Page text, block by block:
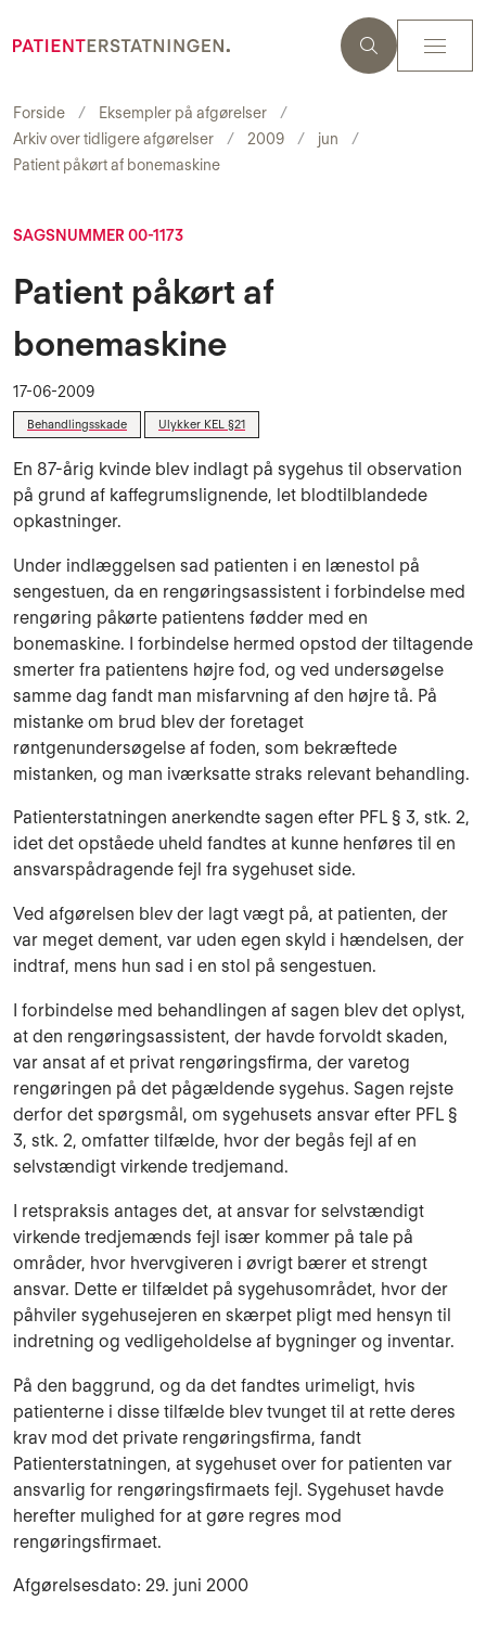
Forside
Eksempler på afgørelser
Arkiv over tidligere afgørelser
2009
jun
Patient påkørt af bonemaskine
SAGSNUMMER 00-1173
Patient påkørt af
bonemaskine
17-06-2009
Behandlingsskade Ulykker KEL §21
En 87-årig kvinde blev indlagt på sygehus til observation
på grund af kaffegrumslignende, let blodtilblandede
opkastninger.
Under indlæggelsen sad patienten i en lænestol på
sengestuen, da en rengøringsassistent i forbindelse med
rengøring påkørte patientens fødder med en
bonemaskine. I forbindelse hermed opstod der tiltagende
smerter fra patientens højre fod, og ved undersøgelse
samme dag fandt man misfarvning af den højre tå. På
mistanke om brud blev der foretaget
røntgenundersøgelse af foden, som bekræftede
mistanken, og man iværksatte straks relevant behandling.
Patienterstatningen anerkendte sagen efter PFL § 3, stk. 2,
idet det opståede uheld fandtes at kunne henføres til en
ansvarspådragende fejl fra sygehuset side.
Ved afgørelsen blev der lagt vægt på, at patienten, der
var meget dement, var uden egen skyld i hændelsen, der
indtraf, mens hun sad i en stol på sengestuen.
I forbindelse med behandlingen af sagen blev det oplyst,
at den rengøringsassistent, der havde forvoldt skaden,
var ansat af et privat rengøringsfirma, der varetog
rengøringen på det pågældende sygehus. Sagen rejste
derfor det spørgsmål, om sygehusets ansvar efter PFL §
3, stk. 2, omfatter tilfælde, hvor der begås fejl af en
selvstændigt virkende tredjemand.
I retspraksis antages det, at ansvar for selvstændigt
virkende tredjemænds fejl især kommer på tale på
områder, hvor hvervgiveren i øvrigt bærer et strengt
ansvar. Dette er tilfældet på sygehusområdet, hvor der
påhviler sygehusejeren en skærpet pligt med hensyn til
indretning og vedligeholdelse af bygninger og inventar.
På den baggrund, og da det fandtes urimeligt, hvis
patienterne i disse tilfælde blev tvunget til at rette deres
krav mod det private rengøringsfirma, fandt
Patienterstatningen, at sygehuset over for patienten var
ansvarlig for rengøringsfirmaets fejl. Sygehuset havde
herefter mulighed for at gøre regres mod
rengøringsfirmaet.
Afgørelsesdato: 29. juni 2000